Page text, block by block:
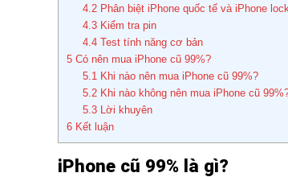
4.2Phân biệt iPhone quốc tế và iPhone lock
4.3Kiểm tra pin
4.4Test tính năng cơ bản
5 Có nên mua iPhone cũ 99%?
5.1 Khi nào nên mua iPhone cũ 99%?
5.2Khi nào không nên mua iPhone cũ
5.3Lời khuyên
6 Kết luận
iPhone cũ 99% là gì?